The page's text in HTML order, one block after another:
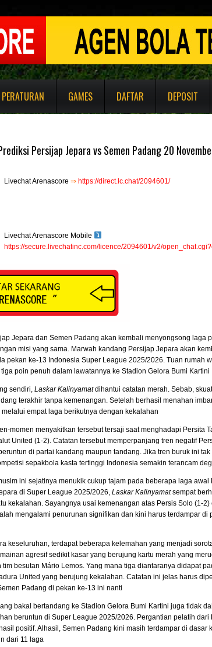
PERATURAN GAMES DAFTAR DEPOSIT
Persijap Jepara vs Semen Padang 20
Livechat Arenascore ⇒ https://direct.lc.chat/2094601/
Livechat Arenascore Mobile
https://secure.livechatinc.com/licence/2094601/v2/
Jepara dan Semen Padang akan kembali menyongsong laga
misi yang sama. Marwah kandang Persijap Jepara akan
pekan ke-13 Indonesia Super League 2025/2026. Tuan rumah
poin penuh dalam lawatannya ke Stadion Gelora Bumi Kartini
sendiri, Laskar Kalinyamatdihantui catatan merah. Sebab,
terakhir tanpa kemenangan. Setelah berhasil menahan
empat laga berikutnya dengan kekalahan
momen menyakitkan tersebut tersaji saat menghadapi Persita
United (1-2). Catatan tersebut memperpanjang tren negatif
di partai kandang maupun tandang. Jika tren buruk ini
sepakbola kasta tertinggi Indonesia semakin terancam
ini sejatinya menukik cukup tajam pada beberapa laga awal
di Super League 2025/2026, Laskar Kalinyamatsempat
kekalahan. Sayangnya usai kemenangan atas Persis Solo (1-
mengalami penurunan signifikan dan kini harus terdampar di
keseluruhan, terdapat beberapa kelemahan yang menjadi
agresif sedikit kasar yang berujung kartu merah yang
besutan Mário Lemos. Yang mana tiga diantaranya didapat
United yang berujung kekalahan. Catatan ini jelas harus
Padang di pekan ke-13 ini nanti
bakal bertandang ke Stadion Gelora Bumi Kartini juga tidak
beruntun di Super League 2025/2026. Pergantian pelatih dari
positif. Alhasil, Semen Padang kini masih terdampar di dasar
dari 11 laga